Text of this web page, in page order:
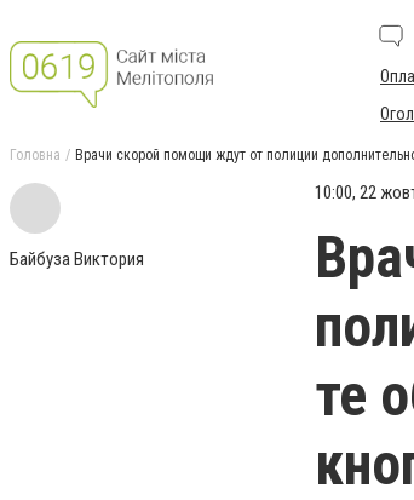
Головна Врачи скорой помощи ждут от полиции
Байбуза Виктория
10:00, 22
те